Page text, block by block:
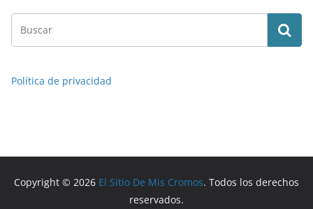
Política de privacidad
Copyright © 2026 El Sitio De Mis Cromos. Todos los derechos
reservados.